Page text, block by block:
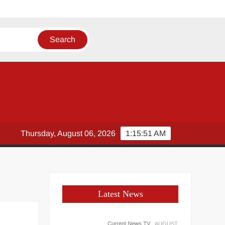
1:15:51 AM
Thursday, August 06, 2026
Latest News
Current News TV
AUGUST